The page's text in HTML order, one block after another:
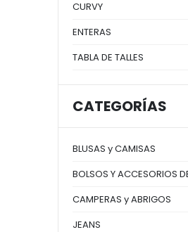
CURVY
ENTERAS
TABLA DE TALLES
CATEGORÍAS
BLUSAS y CAMISAS
BOLSOS Y ACCESORIOS
CAMPERAS y ABRIGOS
JEANS